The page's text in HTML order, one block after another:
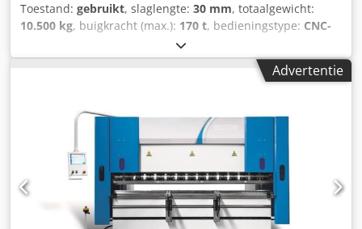
Toestand: gebruikt, slaglengte: 30 mm, totaalgewicht:
10.500 kg, buigkracht (max.): 170 t, bedieningstype: CNC-
, mate van automatisering:
Promecam HFB kantpers — 1700 kN / 3000 mm Te koop:
een zware hydraulische kantpers uit industrieel gebruik, in
Promecam (Frankrijk) Model: HFB Bouwjaar: 1991
Technische specificaties: Perskracht: 1700 kN (170 ton)
Maximale slag: 130 mm Voedingsspanning: 380 V / 50 Hz,
3-fase Geïnstalleerd vermogen: 13 kW Nominale stroom: 27
A Gewicht: 10.500 kg Dodpfxsywr R Ao Aiksck
Besturingssysteem: Delem DA 58 grafische CNC-besturing
Aanvullende informatie: De machine is uitgerust met een
Advertentie